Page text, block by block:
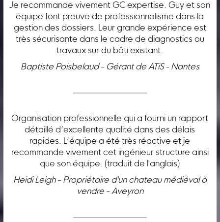
Je recommande vivement GC expertise. Guy et son
équipe font preuve de professionnalisme dans la
gestion des dossiers. Leur grande expérience est
très sécurisante dans le cadre de diagnostics ou
travaux sur du bâti existant.
Baptiste Poisbelaud - Gérant de ATiS - Nantes
Organisation professionnelle qui a fourni un rapport
détaillé d’excellente qualité dans des délais
rapides. L’équipe a été très réactive et je
recommande vivement cet ingénieur structure ainsi
que son équipe. (traduit de l'anglais)
Heidi Leigh - Propriétaire d'un chateau médiéval à
vendre - Aveyron